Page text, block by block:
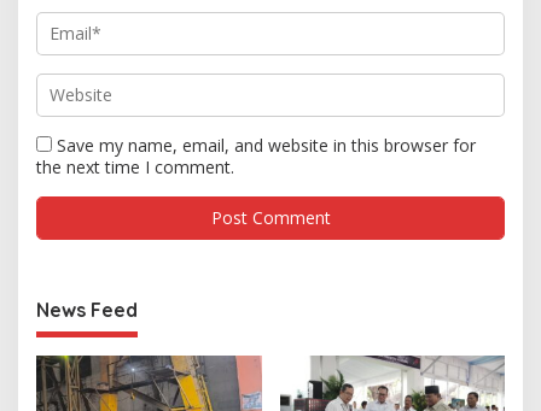
Save my name, email, and website in this browser for
the next time I comment.
News Feed